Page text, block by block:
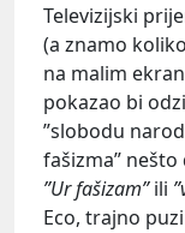
Televizijski
(a znamo
na malim
pokazao bi
”slobodu
fašizma”
”Ur fašizam”ili
Eco, trajno